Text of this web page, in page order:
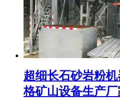
超细长石砂岩粉
格矿山设备生产厂